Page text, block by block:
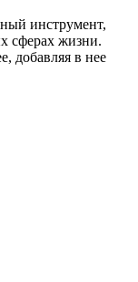
инструмент,
сферах жизни.
добавляя в нее